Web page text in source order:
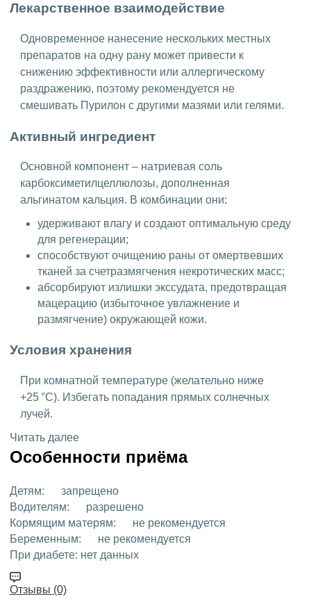
Лекарственное взаимодействие
Одновременное нанесение нескольких местных
препаратов на одну рану может привести к
снижению эффективности или аллергическому
раздражению, поэтому рекомендуется не
смешивать Пурилон с другими мазями или гелями.
Активный ингредиент
Основной компонент – натриевая соль
карбоксиметилцеллюлозы, дополненная
альгинатом кальция. В комбинации они:
удерживают влагу и создают оптимальную среду
для регенерации;
способствуют очищению раны от омертвевших
тканей за счетразмягчения некротических масс;
абсорбируют излишки экссудата, предотвращая
мацерацию (избыточное увлажнение и
размягчение) окружающей кожи.
Условия хранения
При комнатной температуре (желательно ниже
+25 °C). Избегать попадания прямых солнечных
лучей.
Читать далее
Особенности приёма
Детям:
запрещено
Водителям:
разрешено
Кормящим матерям:
не рекомендуется
Беременным:
не рекомендуется
При диабете: нет данных
Отзывы (0)